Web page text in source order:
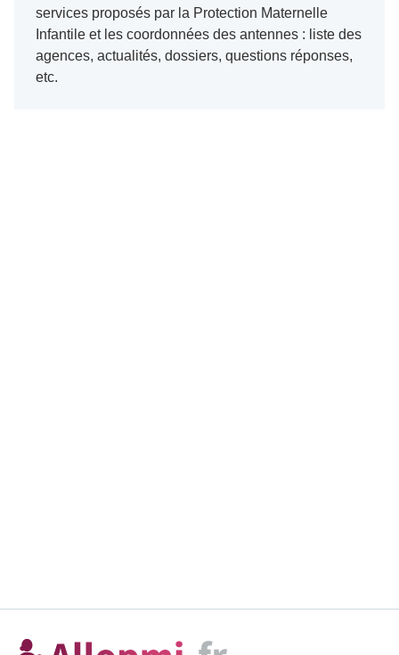
services proposés par la Protection Maternelle
Infantile et les coordonnées des antennes : liste des
agences, actualités, dossiers, questions réponses,
etc.